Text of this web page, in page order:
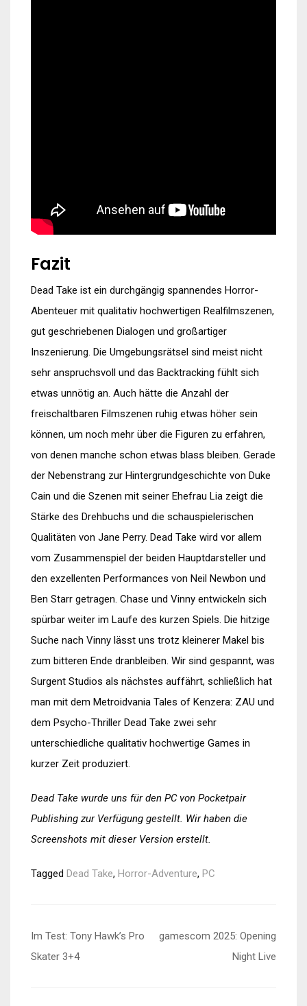
Fazit
Dead Take ist ein durchgängig spannendes Horror-
Abenteuer mit qualitativ hochwertigen Realfilmszenen,
gut geschriebenen Dialogen und großartiger
Inszenierung. Die Umgebungsrätsel sind meist nicht
sehr anspruchsvoll und das Backtracking fühlt sich
etwas unnötig an. Auch hätte die Anzahl der
freischaltbaren Filmszenen ruhig etwas höher sein
können, um noch mehr über die Figuren zu erfahren,
von denen manche schon etwas blass bleiben. Gerade
der Nebenstrang zur Hintergrundgeschichte von Duke
Cain und die Szenen mit seiner Ehefrau Lia zeigt die
Stärke des Drehbuchs und die schauspielerischen
Qualitäten von Jane Perry. Dead Take wird vor allem
vom Zusammenspiel der beiden Hauptdarsteller und
den exzellenten Performances von Neil Newbon und
Ben Starr getragen. Chase und Vinny entwickeln sich
spürbar weiter im Laufe des kurzen Spiels. Die hitzige
Suche nach Vinny lässt uns trotz kleinerer Makel bis
zum bitteren Ende dranbleiben. Wir sind gespannt, was
Surgent Studios als nächstes auffährt, schließlich hat
man mit dem Metroidvania Tales of Kenzera: ZAU und
dem Psycho-Thriller Dead Take zwei sehr
unterschiedliche qualitativ hochwertige Games in
kurzer Zeit produziert.
Dead Take wurde uns für den PC von Pocketpair
Publishing zur Verfügung gestellt. Wir haben die
Screenshots mit dieser Version erstellt.
Tagged Dead Take, Horror-Adventure, PC
Beitragsnavigation
Im Test: Tony Hawk’s Pro
Skater 3+4
gamescom 2025: Opening
Night Live